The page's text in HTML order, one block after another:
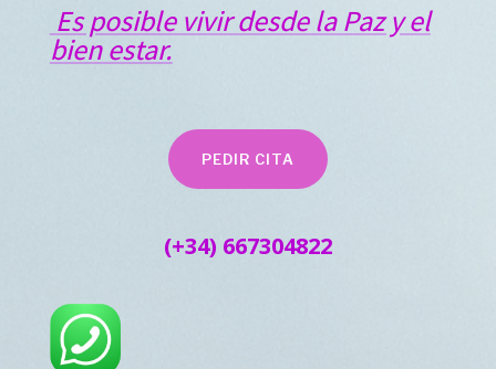
Es posible vivir desde la Paz y el
bien estar.
PEDIR CITA
(+34) 667304822